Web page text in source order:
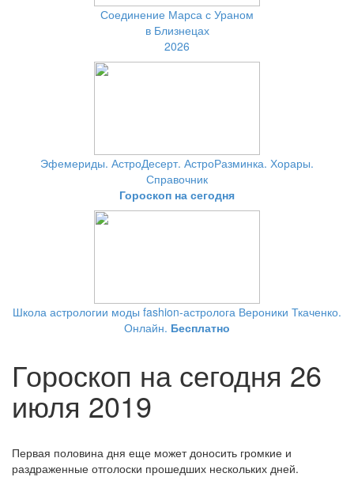
Соединение Марса с Ураном
в Близнецах
2026
Эфемериды. АстроДесерт. АстроРазминка. Хорары.
Справочник
Гороскоп на сегодня
Школа астрологии моды fashion-астролога Вероники Ткаченко.
Онлайн. Бесплатно
Гороскоп на сегодня 26
июля 2019
Первая половина дня еще может доносить громкие и
раздраженные отголоски прошедших нескольких дней.